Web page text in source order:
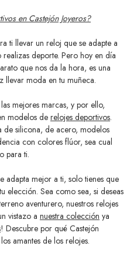
en Castejón Joyeros?
ti llevar un reloj que se adapte a
deporte. Pero hoy en día
que nos da la hora, es una
llevar moda en tu muñeca.
mejores marcas, y por ello,
modelos de relojes deportivos.
de silicona, de acero, modelos
con colores flúor, sea cual
para ti.
adapta mejor a ti, solo tienes que
elección. Sea como sea, si deseas
aventurero, nuestros relojes
vistazo a nuestra colección ya
! Descubre por qué Castejón
amantes de los relojes.